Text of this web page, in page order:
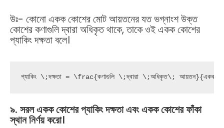
উঃ- কোনো একক কোশের মোট আয়তনের যত ভগ্নাংশ উক্ত
কোশের কণাগুলি দ্বারা অধিকৃত থাকে, তাকে ওই একক কোশের
প্যাকিং দক্ষতা বলে।
প্যাকিং \;দক্ষতা = \frac{কণাগুলি \;দ্বারা \;অধিকৃত\;
৯. সরলএকককোশেরপ্যাকিংদক্ষতাএবংএকককোশেরফাঁকা
স্থাননির্ণয়করো।